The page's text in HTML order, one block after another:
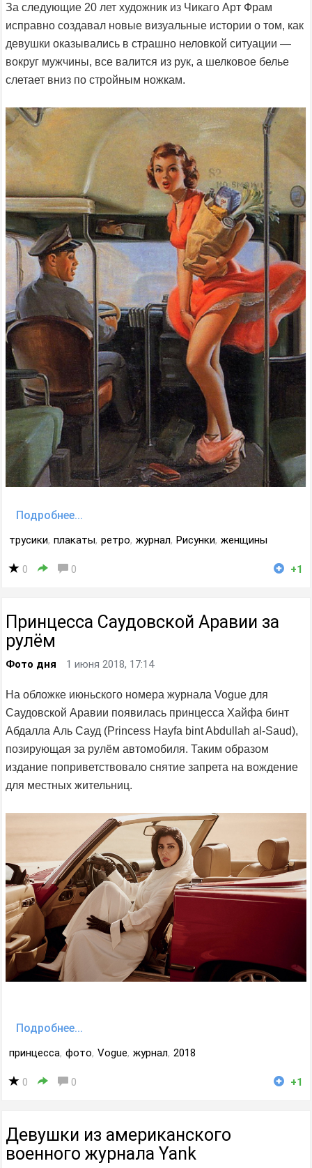
За следующие 20 лет художник из Чикаго Арт Фрам
исправно создавал новые визуальные истории о том, как
девушки оказывались в страшно неловкой ситуации —
вокруг мужчины, все валится из рук, а шелковое белье
слетает вниз по стройным ножкам.
Подробнее...
трусики, плакаты, ретро, журнал, Рисунки, женщины
0 0 +1
Принцесса Саудовской Аравии за
рулём
Фото дня 1 июня 2018, 17:14
На обложке июньского номера журнала Vogue для
Саудовской Аравии появилась принцесса Хайфа бинт
Абдалла Аль Сауд (Princess Hayfa bint Abdullah al-Saud),
позирующая за рулём автомобиля. Таким образом
издание поприветствовало снятие запрета на вождение
для местных жительниц.
Подробнее...
принцесса, фото, Vogue, журнал, 2018
0 0 +1
Девушки из американского
военного журнала Yank